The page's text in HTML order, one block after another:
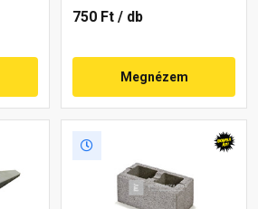
750 Ft / db
Megnézem